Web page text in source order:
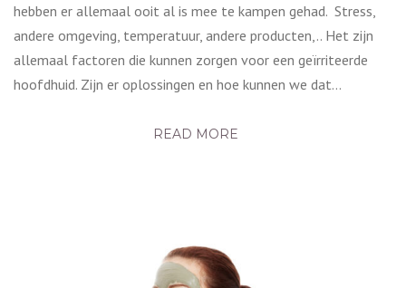
hebben er allemaal ooit al is mee te kampen gehad. Stress,
andere omgeving, temperatuur, andere producten,.. Het zijn
allemaal factoren die kunnen zorgen voor een geïrriteerde
hoofdhuid. Zijn er oplossingen en hoe kunnen we dat…
READ MORE